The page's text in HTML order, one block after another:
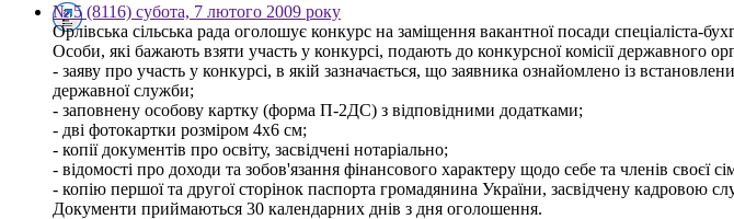
№ 5 (8116) субота, 7 лютого 2009 року
Орлівська сільська рада оголошує конкурс на заміщення вакантної посади спеціаліста-
Особи, які бажають взяти участь у конкурсі, подають до конкурсної комісії державного
- заяву про участь у конкурсі, в якій зазначається, що заявника ознайомлено із
державної служби;
- заповнену особову картку (форма П-2ДС) з відповідними додатками;
- дві фотокартки розміром 4х6 см;
- копії документів про освіту, засвідчені нотаріально;
- відомості про доходи та зобов'язання фінансового характеру щодо себе та членів своєї
- копію першої та другої сторінок паспорта громадянина України, засвідчену кадровою
Документи приймаються 30 календарних днів з дня оголошення.